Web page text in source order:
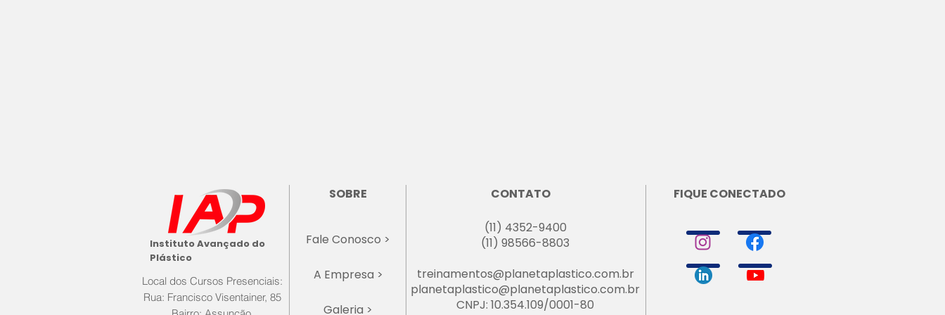
Instituto Avançado do
Plástico
Local dos Cursos Presenciais:
Rua: Francisco Visentainer, 85
SOBRE
Fale Conosco >
A Empresa >
Galeria >
CONTATO
(11) 4352-9400
(11) 98566-8803
treinamentos@planetaplastico.com.br
planetaplastico@planetaplastico.com.br
CNPJ: 10.354.109/0001-80
FIQUE CONECTADO